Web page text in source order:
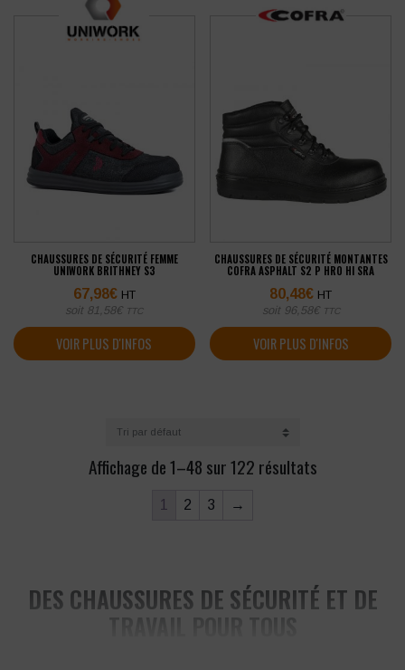
CHAUSSURES DE SÉCURITÉ FEMME
UNIWORK BRITHNEY S3
67,98€ HT
soit 81,58€ TTC
VOIR PLUS D'INFOS
CHAUSSURES DE SÉCURITÉ MONTANTES
COFRA ASPHALT S2 P HRO HI SRA
80,48€ HT
soit 96,58€ TTC
VOIR PLUS D'INFOS
Affichage de 1–48 sur 122 résultats
1 2 3 →
DES CHAUSSURES DE SÉCURITÉ ET DE